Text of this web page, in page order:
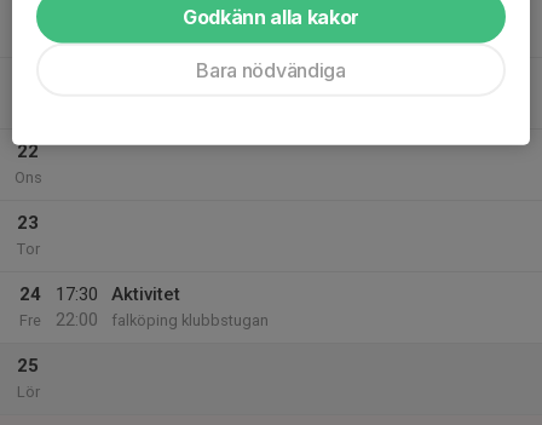
20
Mån
22
Ons
23
Tor
24
Fre
17:30
22:00
Aktivitet
falköping klubbstugan
25
Lör
Godkänn alla kakor
Bara nödvändiga